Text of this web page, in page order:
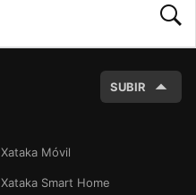
SUBIR
Xataka Móvil
Xataka Smart Home